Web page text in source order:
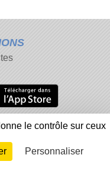
des cookies
contenu inapproprié
Connexion
le contrôle sur ceux
Personnaliser